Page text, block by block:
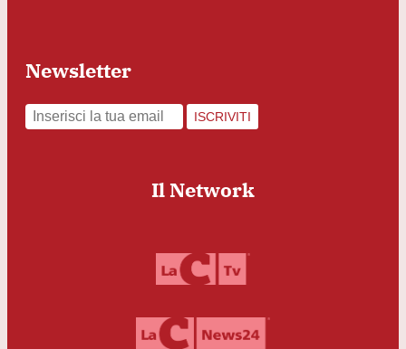
Newsletter
ISCRIVITI
Il Network